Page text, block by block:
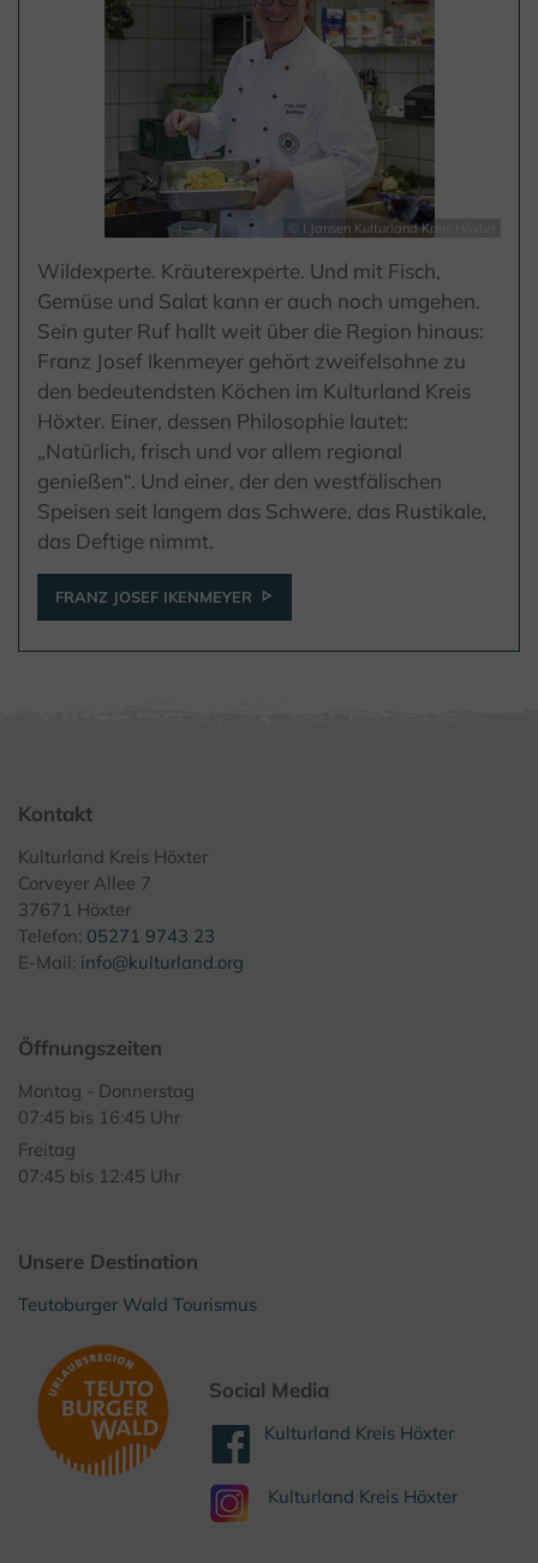
© I.Jansen Kulturland Kreis Höxter
Wildexperte. Kräuterexperte. Und mit Fisch,
Gemüse und Salat kann er auch noch umgehen.
Sein guter Ruf hallt weit über die Region hinaus:
Franz Josef Ikenmeyer gehört zweifelsohne zu
den bedeutendsten Köchen im Kulturland Kreis
Höxter. Einer, dessen Philosophie lautet:
„Natürlich, frisch und vor allem regional
genießen“. Und einer, der den westfälischen
Speisen seit langem das Schwere, das Rustikale,
das Deftige nimmt.
FRANZ JOSEF IKENMEYER
Kontakt
Kulturland Kreis Höxter
Corveyer Allee 7
37671 Höxter
Telefon: 05271 9743 23
E-Mail: info@kulturland.org
Öffnungszeiten
Montag - Donnerstag
07:45 bis 16:45 Uhr
Freitag
07:45 bis 12:45 Uhr
Unsere Destination
Teutoburger Wald Tourismus
Social Media
Kulturland Kreis Höxter
Kulturland Kreis Höxter